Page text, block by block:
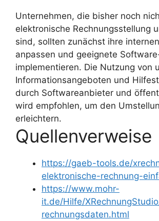
Unternehmen, die bisher noch
elektronische Rechnungsstellung
sind, sollten zunächst ihre
anpassen und geeignete
implementieren. Die Nutzung von
Informationsangeboten und
durch Softwareanbieter und
wird empfohlen, um den
erleichtern.
Quellenverweise
https://gaeb-tools.de/
elektronische-rechnung-
https://www.mohr-
it.de/Hilfe/
rechnungsdaten.html